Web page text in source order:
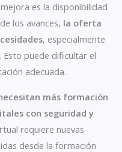
es la disponibilidad
los avances, la oferta
, especialmente
Esto puede dificultar el
adecuada.
más formación
con seguridad y
requiere nuevas
desde la formación